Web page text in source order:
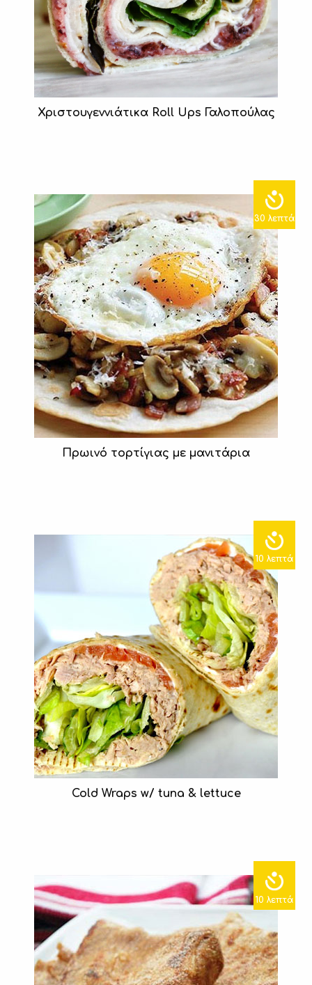
Χριστουγεννιάτικα Roll Ups Γαλοπούλας
30 λεπτά
Πρωινό τορτίγιας με μανιτάρια
10 λεπτά
Cold Wraps w/ tuna & lettuce
10 λεπτά